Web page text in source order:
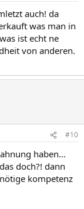
auch! da
was man in
ist echt ne
von anderen.
#10
haben...
doch?! dann
kompetenz